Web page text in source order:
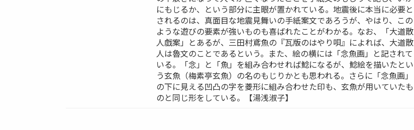
にもじるか、という部分に主眼が置かれている。地震後に本当に必要と
されるのは、真面目な地震見舞いの手紙案文であろうが、やはり、この
ような遊びの要素が強いものも喜ばれたことがわかる。なお、「大道散
人戯案」とあるが、三田村鳶魚の『瓦版のはやり唄』によれば、大道散
人は魯文のことであるという。また、絵の横には「念魚画」と記されて
いる。「念」と「魚」を組み合わせれば鯰になるが、鯰絵を描いたとい
う玄魚（梅素亭玄魚）の名のもじりかとも思われる。さらに「念魚画」
の下に見える凹凸の字を菱形に組み合わせた印も、玄魚が用いていたも
のと同じ形をしている。【湯浅淑子】